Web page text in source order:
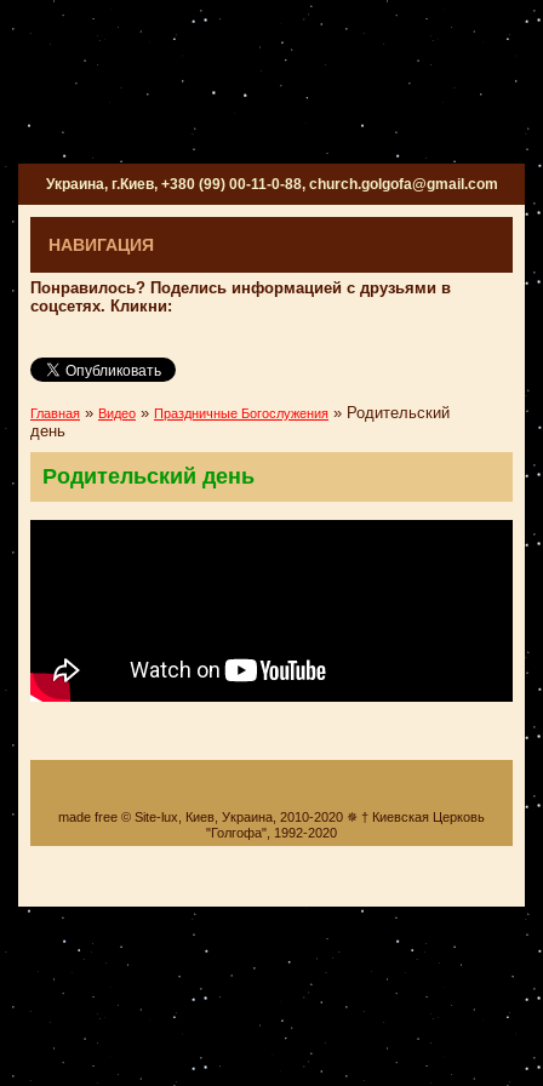
Украина, г.Киев, +380 (99) 00-11-0-88, church.golgofa@gmail.com
НАВИГАЦИЯ
Понравилось? Поделись информацией с друзьями в
соцсетях. Кликни:
Главная » Видео » Праздничные Богослужения » Родительский
день
Родительский день
made free © Site-lux, Киев, Украина, 2010-2020 ✵ † Киевская Церковь
"Голгофа", 1992-2020